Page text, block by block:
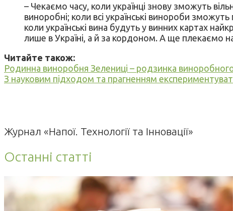
– Чекаємо часу, коли українці знову зможуть
виноробні; коли всі українські винороби
коли українські вина будуть у винних картах
лише в Україні, а й за кордоном. А ще плекаємо
Читайте також:
Родинна виноробня Зелениці – родзинка
З науковим підходом та прагненням
Журнал «Напої. Технології та Інновації»
Останні статті